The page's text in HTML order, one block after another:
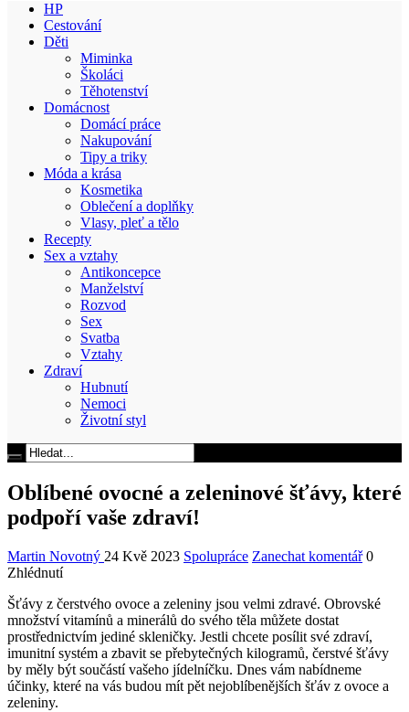
HP
Cestování
Děti
Miminka
Školáci
Těhotenství
Domácnost
Domácí práce
Nakupování
Tipy a triky
Móda a krása
Kosmetika
Oblečení a doplňky
Vlasy, pleť a tělo
Recepty
Sex a vztahy
Antikoncepce
Manželství
Rozvod
Sex
Svatba
Vztahy
Zdraví
Hubnutí
Nemoci
Životní styl
Oblíbené ovocné a zeleninové šťávy, které
podpoří vaše zdraví!
Martin Novotný 24 Kvě 2023 Spolupráce Zanechat komentář 0
Zhlédnutí
Šťávy z čerstvého ovoce a zeleniny jsou velmi zdravé. Obrovské
množství vitamínů a minerálů do svého těla můžete dostat
prostřednictvím jediné skleničky. Jestli chcete posílit své zdraví,
imunitní systém a zbavit se přebytečných kilogramů, čerstvé šťávy
by měly být součástí vašeho jídelníčku. Dnes vám nabídneme
účinky, které na vás budou mít pět nejoblíbenějších šťáv z ovoce a
zeleniny.